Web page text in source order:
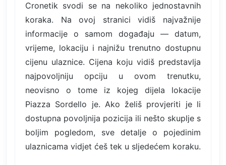
Cronetik svodi se na nekoliko jednostavnih
koraka. Na ovoj stranici vidiš najvažnije
informacije o samom događaju — datum,
vrijeme, lokaciju i najnižu trenutno dostupnu
cijenu ulaznice. Cijena koju vidiš predstavlja
najpovoljniju opciju u ovom trenutku,
neovisno o tome iz kojeg dijela lokacije
Piazza Sordello je. Ako želiš provjeriti je li
dostupna povoljnija pozicija ili nešto skuplje s
boljim pogledom, sve detalje o pojedinim
ulaznicama vidjet ćeš tek u sljedećem koraku.